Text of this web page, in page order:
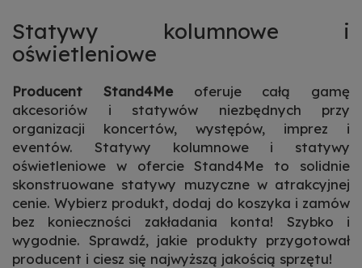
Statywy kolumnowe i
oświetleniowe
Producent Stand4Meoferuje całą gamę
akcesoriów i statywów niezbędnych przy
organizacji koncertów, występów, imprez i
eventów. Statywy kolumnowe i statywy
oświetleniowe w ofercie Stand4Me to solidnie
skonstruowane statywy muzyczne w atrakcyjnej
cenie. Wybierz produkt, dodaj do koszyka i zamów
bez konieczności zakładania konta! Szybko i
wygodnie. Sprawdź, jakie produkty przygotował
producent i ciesz się najwyższą jakością sprzętu!